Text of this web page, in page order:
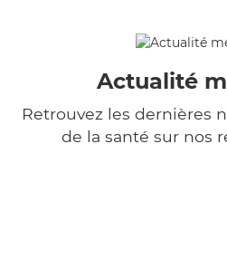
Actualité
Retrouvez les dernières
de la santé sur nos